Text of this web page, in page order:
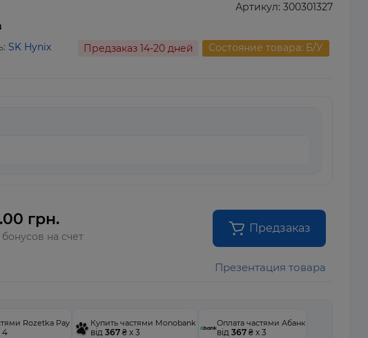
Артикул: 300301327
SK Hynix Предзаказ 14-20 дней Состояние товара: Б/У
грн.
бонусов на счет
Предзаказ
Презентация товара
Rozetka Pay
4
Купить частями Monobank
від 367 ₴ x 3
Оплата частями Абанк
від 367 ₴ x 3